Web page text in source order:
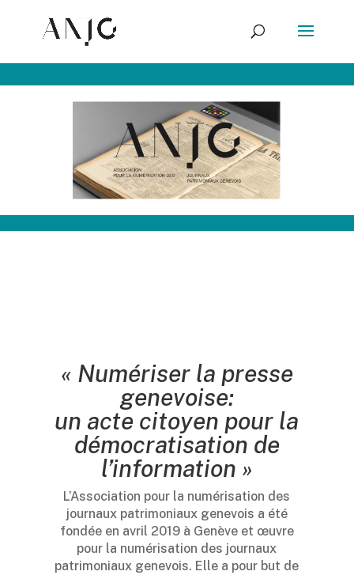
« Numériser la presse
genevoise:
un acte citoyen pour la
démocratisation de
l’information »
L’Association pour la numérisation des
journaux patrimoniaux genevois a été
fondée en avril 2019 à Genève et œuvre
pour la numérisation des journaux
patrimoniaux genevois. Elle a pour but de